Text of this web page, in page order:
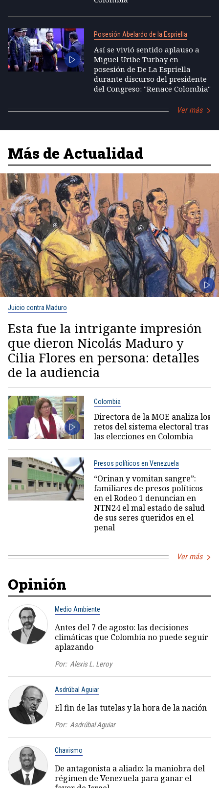
Posesión Abelardo de la Espriella
Así se vivió sentido aplauso a
Miguel Uribe Turbay en
posesión de De La Espriella
durante discurso del presidente
del Congreso: "Renace Colombia"
Ver más
Más de Actualidad
Juicio contra Maduro
Esta fue la intrigante impresión
que dieron Nicolás Maduro y
Cilia Flores en persona: detalles
de la audiencia
Colombia
Directora de la MOE analiza los
retos del sistema electoral tras
las elecciones en Colombia
Presos políticos en Venezuela
“Orinan y vomitan sangre”:
familiares de presos políticos
en el Rodeo 1 denuncian en
NTN24 el mal estado de salud
de sus seres queridos en el
penal
Ver más
Opinión
Medio Ambiente
Antes del 7 de agosto: las decisiones
climáticas que Colombia no puede seguir
aplazando
Por: Alexis L. Leroy
Asdrúbal Aguiar
El fin de las tutelas y la hora de la nación
Por: Asdrúbal Aguiar
Chavismo
De antagonista a aliado: la maniobra del
régimen de Venezuela para ganar el